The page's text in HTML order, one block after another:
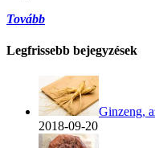
Tovább
Legfrissebb bejegyzések
Ginzeng,
2018-09-20